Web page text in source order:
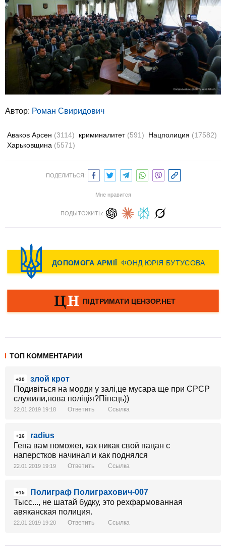
Автор: Роман Свиридович
Аваков Арсен (3114) криминалитет (591) Нацполиция (17582)
Харьковщина (5571)
ПОДЕЛИТЬСЯ:
Мне нравится
ПОДЫТОЖИТЬ:
ТОП КОММЕНТАРИИ
+30
злой крот
Подивіться на морди у залі,це мусара ще при СРСР
служили,нова поліція?Піпєць))
22.01.2019 19:18 Ответить Ссылка
+16
radius
Гепа вам поможет, как никак свой пацан с
наперстков начинал и как поднялся
22.01.2019 19:19 Ответить Ссылка
+15
Полиграф Полиграхович-007
Тысс..., не шатай будку, это рехфармованная
авяканская полиция.
22.01.2019 19:20 Ответить Ссылка